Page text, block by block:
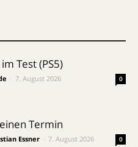
Test (PS5)
7. August 2026 0
Termin
Essner 7. August 2026 0